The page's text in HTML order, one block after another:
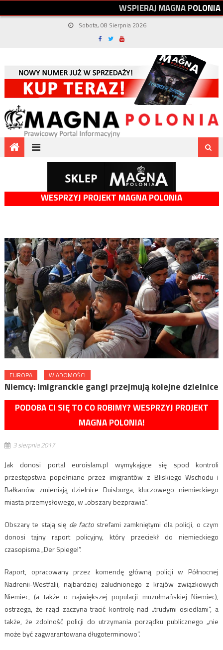
WSPIERAJMAGNAPOLONIA
Sobota, 08 Sierpnia 2026
WESPRZYJ PROJEKT MAGNA POLONIA
EUROPA WIADOMOŚCI
Niemcy: Imigranckie gangi przejmują kolejne dzielnice
PODOBA CI SIĘ TO CO ROBIMY? WESPRZYJ PROJEKT
MAGNA POLONIA!
3 sierpnia 2017
Jak donosi portal euroislam.pl wymykające się spod kontroli
przestępstwa popełniane przez imigrantów z Bliskiego Wschodu i
Bałkanów zmieniają dzielnice Duisburga, kluczowego niemieckiego
miasta przemysłowego, w „obszary bezprawia”.
Obszary te stają się de factostrefami zamkniętymi dla policji, o czym
donosi tajny raport policyjny, który przeciekł do niemieckiego
czasopisma „Der Spiegel”.
Raport, opracowany przez komendę główną policji w Północnej
Nadrenii-Westfalii, najbardziej zaludnionego z krajów związkowych
Niemiec, (a także o największej populacji muzułmańskiej Niemiec),
ostrzega, że rząd zaczyna tracić kontrolę nad „trudymi osiedlami”, a
także, że zdolność policji do utrzymania porządku publicznego „nie
może być zagwarantowana długoterminowo”.